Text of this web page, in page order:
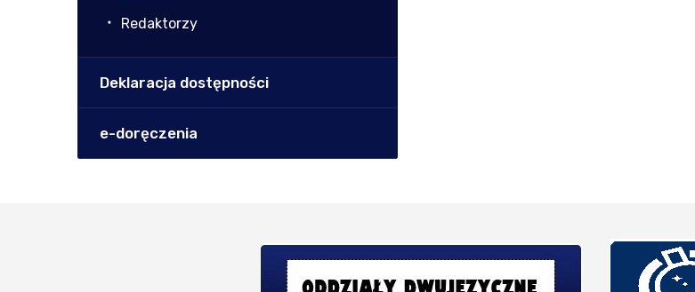
Redaktorzy
Deklaracja dostępności
e-doręczenia